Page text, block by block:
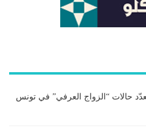
حالات “الزواج العرفي” في تونس